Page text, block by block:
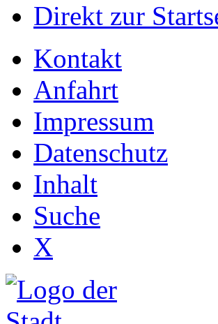
Direkt zur
Kontakt
Anfahrt
Impressum
Datenschutz
Inhalt
Suche
X